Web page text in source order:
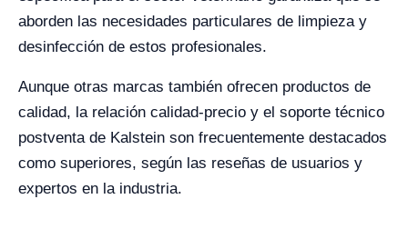
aborden las necesidades particulares de limpieza y
desinfección de estos profesionales.
Aunque otras marcas también ofrecen productos de
calidad, la relación calidad-precio y el soporte técnico
postventa de Kalstein son frecuentemente destacados
como superiores, según las reseñas de usuarios y
expertos en la industria.